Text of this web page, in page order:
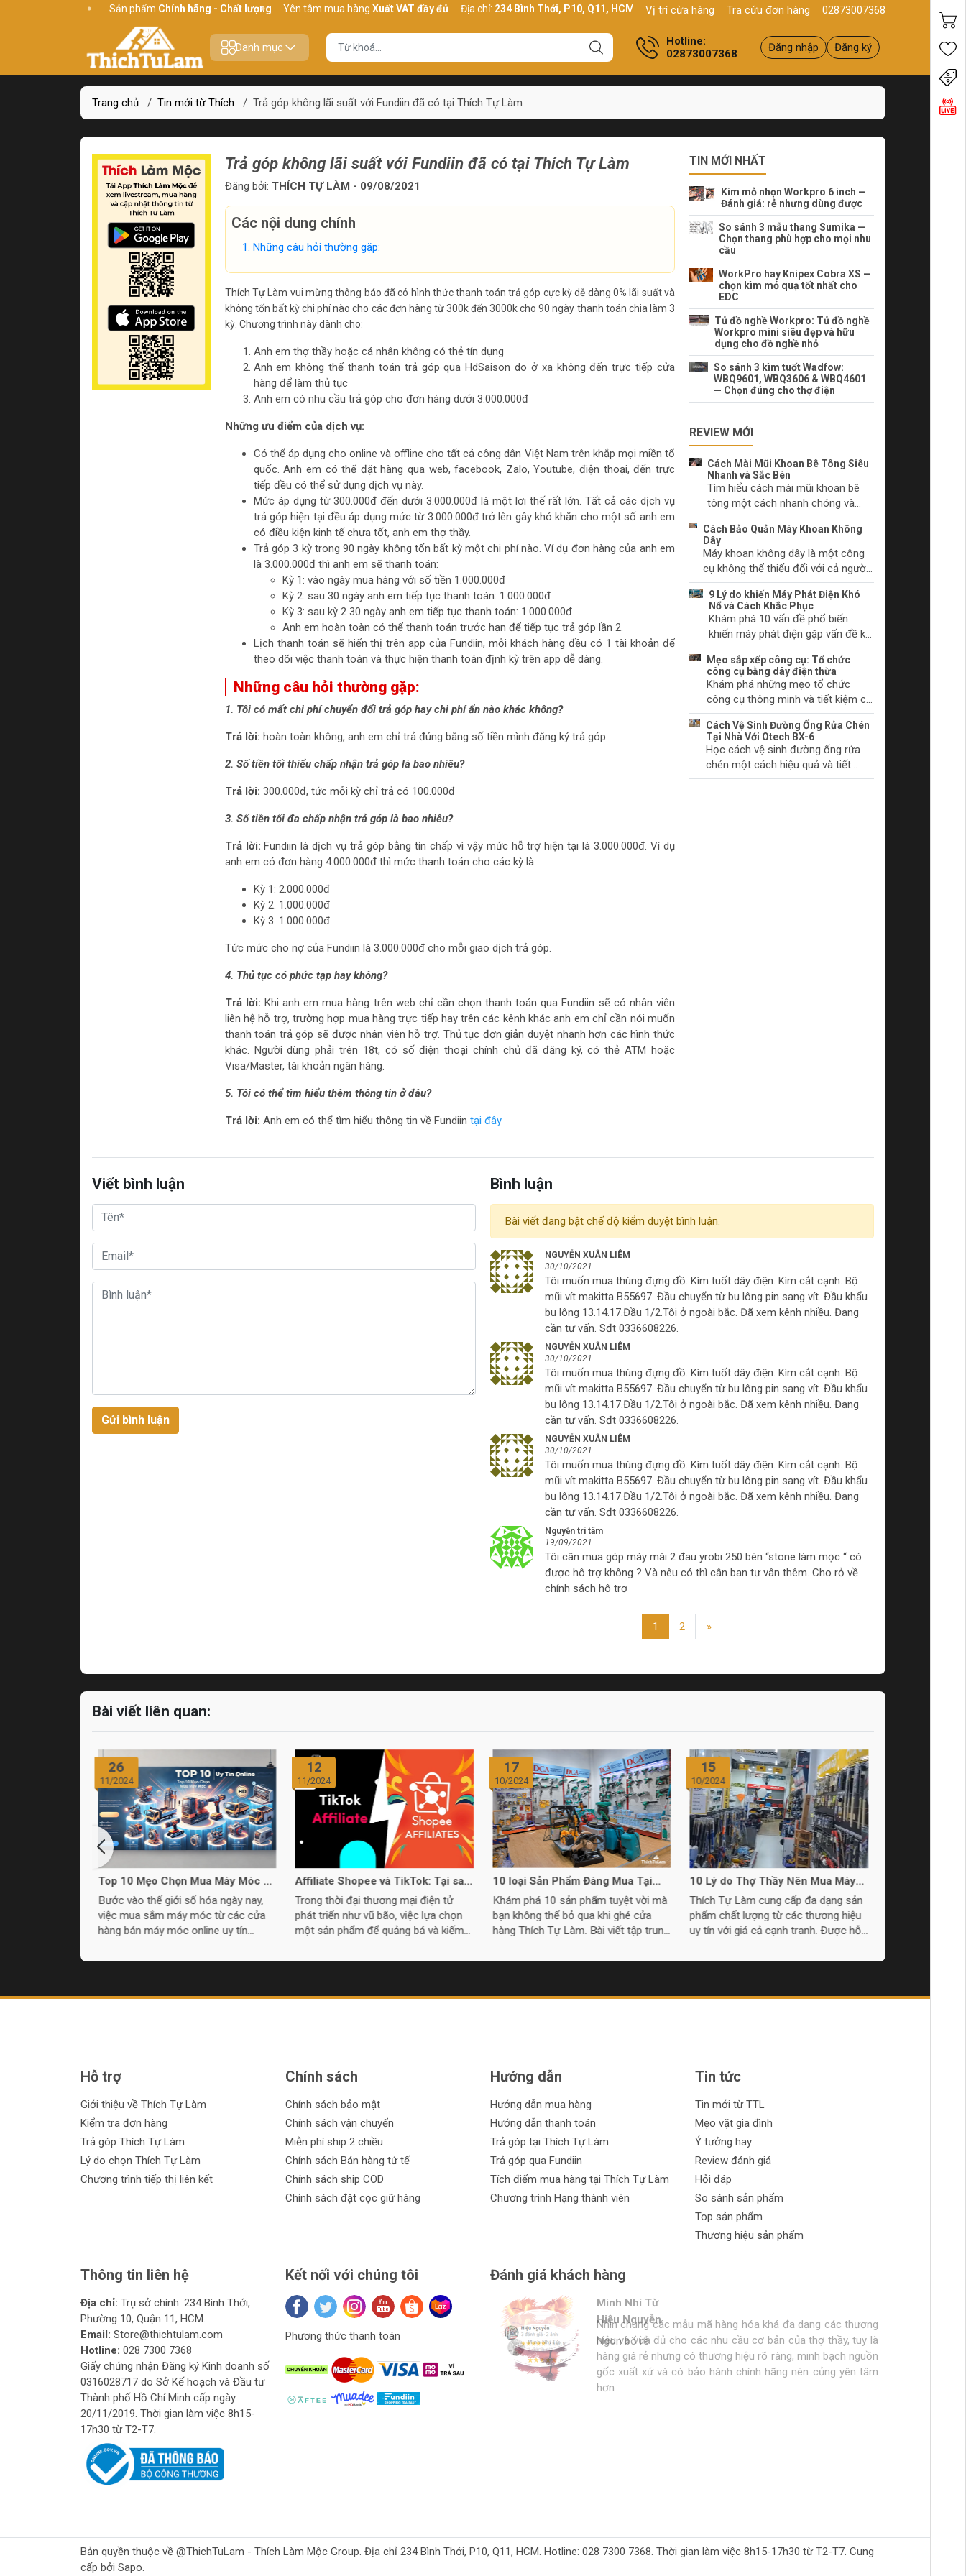
Sản phẩmChính hãng - Chất lượng Yên tâm mua hàngXuất VAT đầy đủ Địa chỉ:234 Bình Thới, P10, Q11, HCM Sản phẩmChính hãng - Chất lượng Yên tâm mua hàng
Vị trí cừa hàng Tra cứu đơn hàng 02873007368
Danh mục
Hotline:
02873007368
Đăng nhập Đăng ký
Trang chủ / Tin mới từ Thích / Trả góp không lãi suất với Fundiin đã có tại Thích Tự Làm
Trả góp không lãi suất với Fundiin đã có tại Thích Tự Làm
Đăng bởi: THÍCH TỰ LÀM - 09/08/2021
Các nội dung chính
Những câu hỏi thường gặp:
Thích Tự Làm vui mừng thông báo đã có hình thức thanh toán trả góp cực kỳ dễ dàng 0% lãi suất và
không tốn bất kỳ chi phí nào cho các đơn hàng từ 300k đến 3000k cho 90 ngày thanh toán chia làm 3
kỳ. Chương trình này dành cho:
Anh em thợ thầy hoặc cá nhân không có thẻ tín dụng
Anh em không thể thanh toán trả góp qua HdSaison do ở xa không đến trực tiếp cửa
hàng để làm thủ tục
Anh em có nhu cầu trả góp cho đơn hàng dưới 3.000.000đ
Những ưu điểm của dịch vụ:
Có thể áp dụng cho online và offline cho tất cả công dân Việt Nam trên khắp mọi miền tổ
quốc. Anh em có thể đặt hàng qua web, facebook, Zalo, Youtube, điện thoại, đến trực
tiếp đều có thể sử dụng dịch vụ này.
Mức áp dụng từ 300.000đ đến dưới 3.000.000đ là một lơi thế rất lớn. Tất cả các dịch vụ
trả góp hiện tại đều áp dụng mức từ 3.000.000đ trở lên gây khó khăn cho một số anh em
có điều kiện kinh tế chưa tốt, anh em thợ thầy.
Trả góp 3 kỳ trong 90 ngày không tốn bất kỳ một chi phí nào. Ví dụ đơn hàng của anh em
là 3.000.000đ thì anh em sẽ thanh toán:
Kỳ 1: vào ngày mua hàng với số tiền 1.000.000đ
Kỳ 2: sau 30 ngày anh em tiếp tục thanh toán: 1.000.000đ
Kỳ 3: sau kỳ 2 30 ngày anh em tiếp tục thanh toán: 1.000.000đ
Anh em hoàn toàn có thể thanh toán trước hạn để tiếp tục trả góp lần 2.
Lịch thanh toán sẽ hiển thị trên app của Fundiin, mỗi khách hàng đều có 1 tài khoản để
theo dõi việc thanh toán và thực hiện thanh toán định kỳ trên app dễ dàng.
Những câu hỏi thường gặp:
1. Tôi có mất chi phí chuyển đổi trả góp hay chi phí ẩn nào khác không?
Trả lời: hoàn toàn không, anh em chỉ trả đúng bằng số tiền mình đăng ký trả góp
2. Số tiền tối thiểu chấp nhận trả góp là bao nhiêu?
Trả lời: 300.000đ, tức mỗi kỳ chỉ trả có 100.000đ
3. Số tiền tối đa chấp nhận trả góp là bao nhiêu?
Trả lời: Fundiin là dịch vụ trả góp bằng tín chấp vì vậy mức hỗ trợ hiện tại là 3.000.000đ. Ví dụ
anh em có đơn hàng 4.000.000đ thì mức thanh toán cho các kỳ là:
Kỳ 1: 2.000.000đ
Kỳ 2: 1.000.000đ
Kỳ 3: 1.000.000đ
Tức mức cho nợ của Fundiin là 3.000.000đ cho mỗi giao dịch trả góp.
4. Thủ tục có phức tạp hay không?
Trả lời: Khi anh em mua hàng trên web chỉ cần chọn thanh toán qua Fundiin sẽ có nhân viên
liên hệ hỗ trợ, trường hợp mua hàng trực tiếp hay trên các kênh khác anh em chỉ cần nói muốn
thanh toán trả góp sẽ được nhân viên hỗ trợ. Thủ tục đơn giản duyệt nhanh hơn các hình thức
khác. Người dùng phải trên 18t, có số điện thoại chính chủ đã đăng ký, có thẻ ATM hoặc
Visa/Master, tài khoản ngân hàng.
5. Tôi có thể tìm hiểu thêm thông tin ở đâu?
Trả lời: Anh em có thể tìm hiểu thông tin về Fundiin tại đây
TIN MỚI NHẤT
Kìm mỏ nhọn Workpro 6 inch —
Đánh giá: rẻ nhưng dùng được
So sánh 3 mẫu thang Sumika —
Chọn thang phù hợp cho mọi nhu
cầu
WorkPro hay Knipex Cobra XS —
chọn kìm mỏ quạ tốt nhất cho
EDC
Tủ đồ nghề Workpro: Tủ đồ nghề
Workpro mini siêu đẹp và hữu
dụng cho đồ nghề nhỏ
So sánh 3 kìm tuốt Wadfow:
WBQ9601, WBQ3606 & WBQ4601
— Chọn đúng cho thợ điện
REVIEW MỚI
Cách Mài Mũi Khoan Bê Tông Siêu
Nhanh và Sắc Bén
Tìm hiểu cách mài mũi khoan bê
tông một cách nhanh chóng và
hiệu quả. Lựa chọn dụng cụ mài
phù hợp và kỹ thuật mài mũi khoan
đúng cách.
Cách Bảo Quản Máy Khoan Không
Dây
Máy khoan không dây là một công
cụ không thể thiếu đối với cả người
làm tự chọn và các chuyên gia. Hãy
tìm hiểu cách chăm sóc máy khoan
không dây của bạn để duy trì hiệu
suất và ngăn chặn sự cố trước khi
chúng bắt đầu.
9 Lý do khiến Máy Phát Điện Khó
Nổ và Cách Khắc Phục
Khám phá 10 vấn đề phổ biến
khiến máy phát điện gặp vấn đề khi
khởi động và cách khắc phục
chúng. Tìm hiểu thêm ngay!
Mẹo sắp xếp công cụ: Tổ chức
công cụ bằng dây điện thừa
Khám phá những mẹo tổ chức
công cụ thông minh và tiết kiệm chi
phí với dây điện thừa. Biến không
gian làm việc của bạn trở nên gọn
gàng và khoa học.
Cách Vệ Sinh Đường Ống Rửa Chén
Tại Nhà Với Otech BX-6
Học cách vệ sinh đường ống rửa
chén một cách hiệu quả và tiết
kiệm thời gian tại nhà với sản phẩm
Viết bình luận
Gửi bình luận
Bình luận
Bài viết đang bật chế độ kiểm duyệt bình luận.
NGUYỄN XUÂN LIÊM
30/10/2021
Tôi muốn mua thùng đựng đồ. Kìm tuốt dây điện. Kìm cắt cạnh. Bộ
mũi vít makitta B55697. Đầu chuyển từ bu lông pin sang vít. Đầu khẩu
bu lông 13.14.17.Đầu 1/2.Tôi ở ngoài bắc. Đã xem kênh nhiều. Đang
cần tư vấn. Sđt 0336608226.
NGUYỄN XUÂN LIÊM
30/10/2021
Tôi muốn mua thùng đựng đồ. Kìm tuốt dây điện. Kìm cắt cạnh. Bộ
mũi vít makitta B55697. Đầu chuyển từ bu lông pin sang vít. Đầu khẩu
bu lông 13.14.17.Đầu 1/2.Tôi ở ngoài bắc. Đã xem kênh nhiều. Đang
cần tư vấn. Sđt 0336608226.
NGUYỄN XUÂN LIÊM
30/10/2021
Tôi muốn mua thùng đựng đồ. Kìm tuốt dây điện. Kìm cắt cạnh. Bộ
mũi vít makitta B55697. Đầu chuyển từ bu lông pin sang vít. Đầu khẩu
bu lông 13.14.17.Đầu 1/2.Tôi ở ngoài bắc. Đã xem kênh nhiều. Đang
cần tư vấn. Sđt 0336608226.
Nguyễn trí tâm
19/09/2021
Tôi cân mua góp máy mài 2 đau yrobi 250 bên “stone làm mọc “ có
được hô trợ không ? Và nêu có thì cân ban tư vân thêm. Cho rỏ về
chính sách hô trơ
1 2 »
Bài viết liên quan:
12
11/2024
Affiliate Shopee và TikTok: Tại sao
nên chọn Thích Tự Làm
Trong thời đại thương mại điện tử
phát triển như vũ bão, việc lựa chọn
một sản phẩm để quảng bá và kiếm
Đặc biệt đối với những bạn đang tìm
Shopee và TikTok.
17
10/2024
10 loại Sản Phẩm Đáng Mua Tại
Thích Tự Làm
Khám phá 10 sản phẩm tuyệt vời mà
bạn không thể bỏ qua khi ghé cửa
hàng Thích Tự Làm. Bài viết tập trung
cửa hàng và những thông tin hữu ích
15
10/2024
10 Lý do Thợ Thầy Nên Mua Máy
Móc Đồ Nghề Tại Thích Tự Làm
Thích Tự Làm cung cấp đa dạng sản
phẩm chất lượng từ các thương hiệu
uy tín với giá cả cạnh tranh. Được hỗ
điểm đến lý tưởng cho thợ thầy.
14
10/2024
Khám phá thế giới thước kéo tuyệt
vời tại Thích Tự Làm
Tại Thích Tự Làm, bạn sẽ được
chiêm ngưỡng bộ sưu tập thước kéo
đa dạng và chất lượng tuyệt vời dành
bạn. Đảm bảo cẩn thận và chính xác!
Hỗ trợ
Giới thiệu về Thích Tự Làm
Kiểm tra đơn hàng
Trả góp Thích Tự Làm
Lý do chọn Thích Tự Làm
Chương trình tiếp thị liên kết
Chính sách
Chính sách bảo mật
Chính sách vận chuyển
Miễn phí ship 2 chiều
Chính sách Bán hàng tử tế
Chính sách ship COD
Chính sách đặt cọc giữ hàng
Hướng dẫn
Hướng dẫn mua hàng
Hướng dẫn thanh toán
Trả góp tại Thích Tự Làm
Trả góp qua Fundiin
Tích điểm mua hàng tại Thích Tự Làm
Chương trình Hạng thành viên
Tin tức
Tin mới từ TTL
Mẹo vặt gia đình
Ý tưởng hay
Review đánh giá
Hỏi đáp
So sánh sản phẩm
Top sản phẩm
Thương hiệu sản phẩm
Thông tin liên hệ
Địa chỉ: Trụ sở chính: 234 Bình Thới,
Phường 10, Quận 11, HCM.
Email: Store@thichtulam.com
Hotline: 028 7300 7368
Giấy chứng nhận Đăng ký Kinh doanh số
0316028717 do Sở Kế hoạch và Đầu tư
Thành phố Hồ Chí Minh cấp ngày
20/11/2019. Thời gian làm việc 8h15-
17h30 từ T2-T7.
Kết nối với chúng tôi
Phương thức thanh toán
Đánh giá khách hàng
Đinh Xuân Phong
Hàng ở thích tự làm hàng chất lượng giá sinh viên, thich hợp
cho thợ thầy đi làm hằng ngày.. còn cao cấp ghé>>>>>>>>
strore làm mộc >>>>>>>>
Minh Nhí Từ
Nhìn chung các mẫu mã hàng hóa khá đa dạng các thương
hiệu và vừa đủ cho các nhu cầu cơ bản của thợ thầy, tuy là
hàng giá rẻ nhưng có thương hiệu rõ ràng, minh bạch nguồn
gốc xuất xứ và có bảo hành chính hãng nên củng yên tâm
hơn
Hiệu Nguyễn
Ngon bổ rẻ
tuan anh tran huynh
Giá mềm vừa túi tiền, số lượng hàng ít, thường phải đợi đặt
hàng
Bản quyền thuộc về @ThichTuLam - Thích Làm Mộc Group. Địa chỉ 234 Bình Thới, P10, Q11, HCM. Hotline: 028 7300 7368. Thời gian làm việc 8h15-17h30 từ T2-T7. Cung
cấp bởi Sapo.